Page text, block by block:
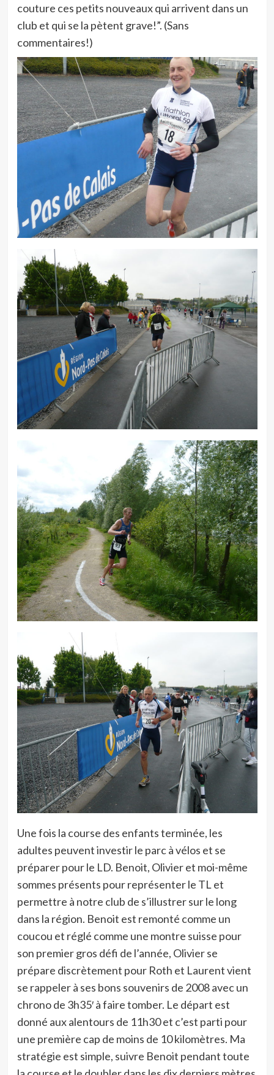
couture ces petits nouveaux qui arrivent dans un
club et qui se la pètent grave!”. (Sans
commentaires!)
Une fois la course des enfants terminée, les
adultes peuvent investir le parc à vélos et se
préparer pour le LD. Benoit, Olivier et moi-même
sommes présents pour représenter le TL et
permettre à notre club de s’illustrer sur le long
dans la région. Benoit est remonté comme un
coucou et réglé comme une montre suisse pour
son premier gros défi de l’année, Olivier se
prépare discrètement pour Roth et Laurent vient
se rappeler à ses bons souvenirs de 2008 avec un
chrono de 3h35′ à faire tomber. Le départ est
donné aux alentours de 11h30 et c’est parti pour
une première cap de moins de 10 kilomètres. Ma
stratégie est simple, suivre Benoit pendant toute